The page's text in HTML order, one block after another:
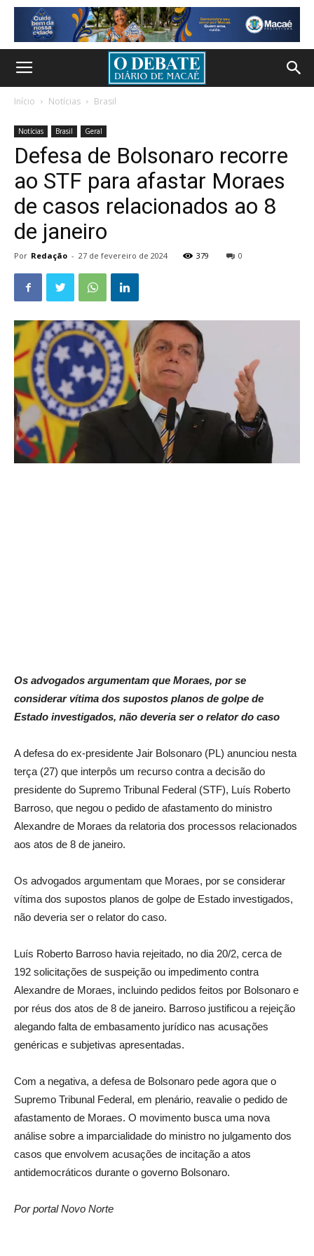
Início Notícias Brasil
Notícias Brasil Geral
Defesa de Bolsonaro recorre
ao STF para afastar Moraes
de casos relacionados ao 8
de janeiro
Por Redação - 27 de fevereiro de 2024 379 0
Os advogados argumentam que Moraes, por se
considerar vítima dos supostos planos de golpe de
Estado investigados, não deveria ser o relator do caso
A defesa do ex-presidente Jair Bolsonaro (PL) anunciou nesta
terça (27) que interpôs um recurso contra a decisão do
presidente do Supremo Tribunal Federal (STF), Luís Roberto
Barroso, que negou o pedido de afastamento do ministro
Alexandre de Moraes da relatoria dos processos relacionados
aos atos de 8 de janeiro.
Os advogados argumentam que Moraes, por se considerar
vítima dos supostos planos de golpe de Estado investigados,
não deveria ser o relator do caso.
Luís Roberto Barroso havia rejeitado, no dia 20/2, cerca de
192 solicitações de suspeição ou impedimento contra
Alexandre de Moraes, incluindo pedidos feitos por Bolsonaro e
por réus dos atos de 8 de janeiro. Barroso justificou a rejeição
alegando falta de embasamento jurídico nas acusações
genéricas e subjetivas apresentadas.
Com a negativa, a defesa de Bolsonaro pede agora que o
Supremo Tribunal Federal, em plenário, reavalie o pedido de
afastamento de Moraes. O movimento busca uma nova
análise sobre a imparcialidade do ministro no julgamento dos
casos que envolvem acusações de incitação a atos
antidemocráticos durante o governo Bolsonaro.
Por portal Novo Norte